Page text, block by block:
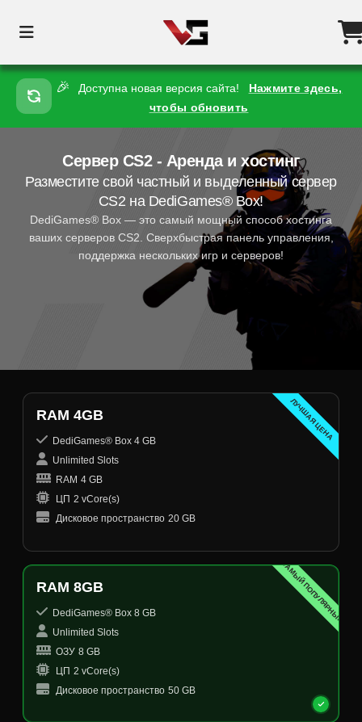
🎉 Доступна новая версия сайта!
Нажмите здесь,
чтобы обновить
Сервер CS2 - Аренда и хостинг
Разместите свой частный и выделенный сервер
CS2 на DediGames® Box!
DediGames® Box — это самый мощный способ хостинга
ваших серверов CS2. Сверхбыстрая панель управления,
поддержка нескольких игр и серверов!
ЛУЧШАЯ ЦЕНА
RAM 4GB
DediGames® Box 4 GB
Unlimited Slots
RAM 4 GB
ЦП 2 vCore(s)
Дисковое пространство 20 GB
САМЫЙ ПОПУЛЯРНЫЙ
RAM 8GB
DediGames® Box 8 GB
Unlimited Slots
ОЗУ 8 GB
ЦП 2 vCore(s)
Дисковое пространство 50 GB